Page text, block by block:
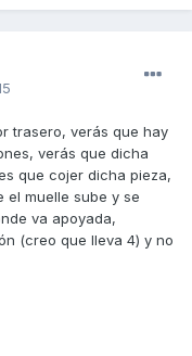
trasero, verás que hay
verás que dicha
que cojer dicha pieza,
el muelle sube y se
va apoyada,
(creo que lleva 4) y no